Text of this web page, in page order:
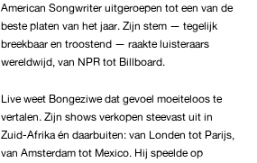
American Songwriter uitgeroepen tot een van de
beste platen van het jaar. Zijn stem — tegelijk
breekbaar en troostend — raakte luisteraars
wereldwijd, van NPR tot Billboard.
Live weet Bongeziwe dat gevoel moeiteloos te
vertalen. Zijn shows verkopen steevast uit in
Zuid-Afrika én daarbuiten: van Londen tot Parijs,
van Amsterdam tot Mexico. Hij speelde op